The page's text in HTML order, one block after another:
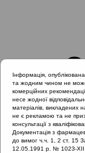
Головна Лектори
Інформація,
та жодним чином не може
комерційних
несе жодної
матеріалів, викладених
не є рекламою та не
консультації з
Документація з
до вимог ч.ч. 1, 2 ст. 15
12.05.1991 р. № 1023-XII.